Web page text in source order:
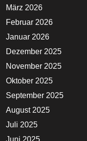
März 2026
Februar 2026
Januar 2026
Dezember 2025
November 2025
Oktober 2025
September 2025
August 2025
Juli 2025
Juni 2025